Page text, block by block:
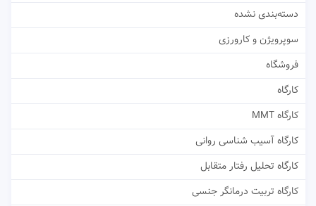
دسته‌بندی نشده
سوپرویژن و کارورزی
فروشگاه
کارگاه
کارگاه MMT
کارگاه آسیب شناسی روانی
کارگاه تحلیل رفتار متقابل
کارگاه تربیت درمانگر جنسی